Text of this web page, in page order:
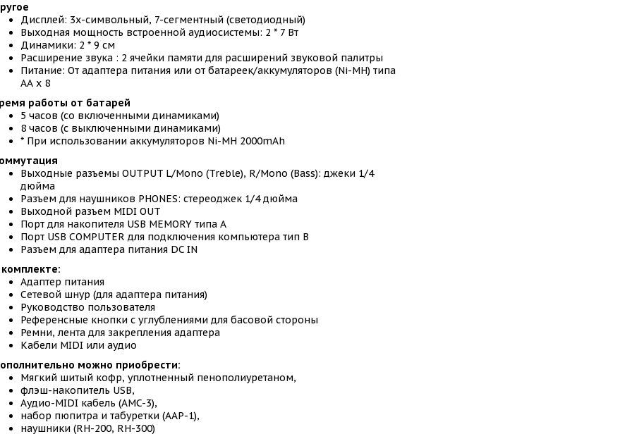
Дисплей: 3х-символьный, 7-сегментный (светодиодный)
Выходная мощность встроенной аудиосистемы: 2 * 7 Вт
Динамики: 2 * 9 см
Расширение звука : 2 ячейки памяти для расширений звуковой палитры
Питание: От адаптера питания или от батареек/аккумуляторов (Ni-MH) типа
АА x 8
работы от батарей
5 часов (со включенными динамиками)
8 часов (с выключенными динамиками)
* При использовании аккумуляторов Ni-MH 2000mAh
Выходные разъемы OUTPUT L/Mono (Treble), R/Mono (Bass): джеки 1/4
дюйма
Разъем для наушников PHONES: стереоджек 1/4 дюйма
Выходной разъем MIDI OUT
Порт для накопителя USB MEMORY типа A
Порт USB COMPUTER для подключения компьютера тип B
Разъем для адаптера питания DC IN
Адаптер питания
Сетевой шнур (для адаптера питания)
Руководство пользователя
Референсные кнопки с углублениями для басовой стороны
Ремни, лента для закрепления адаптера
Кабели MIDI или аудио
можно приобрести:
Мягкий шитый кофр, уплотненный пенополиуретаном,
флэш-накопитель USB,
Аудио-MIDI кабель (AMC-3),
набор пюпитра и табуретки (AAP-1),
наушники (RH-200, RH-300)